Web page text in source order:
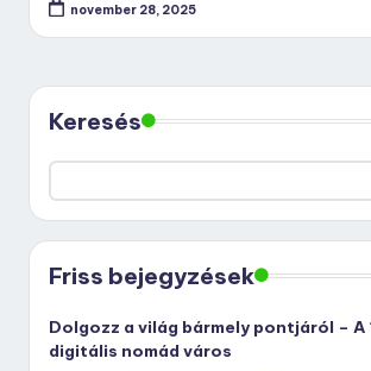
november 28, 2025
Keresés
Friss bejegyzések
Dolgozz a világ bármely pontjáról – A
digitális nomád város